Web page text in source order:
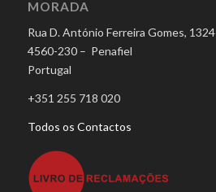
MORADA
Rua D. António Ferreira Gomes, 1324
4560-230 – Penafiel
Portugal
+351 255 718 020
Todos os Contactos